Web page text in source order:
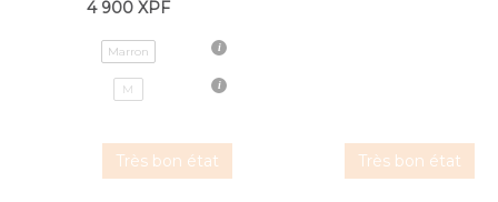
4 900 XPF
Marron
M
Très bon état Très bon état